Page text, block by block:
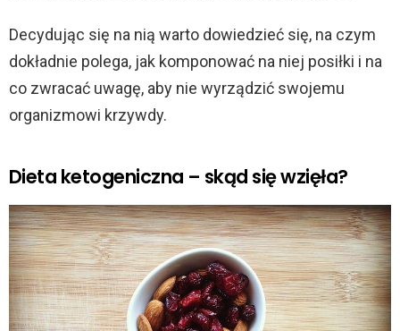
o
Decydując się na nią warto dowiedzieć się, na czym
dokładnie polega, jak komponować na niej posiłki i na
co zwracać uwagę, aby nie wyrządzić swojemu
organizmowi krzywdy.
Dieta ketogeniczna – skąd się wzięła?